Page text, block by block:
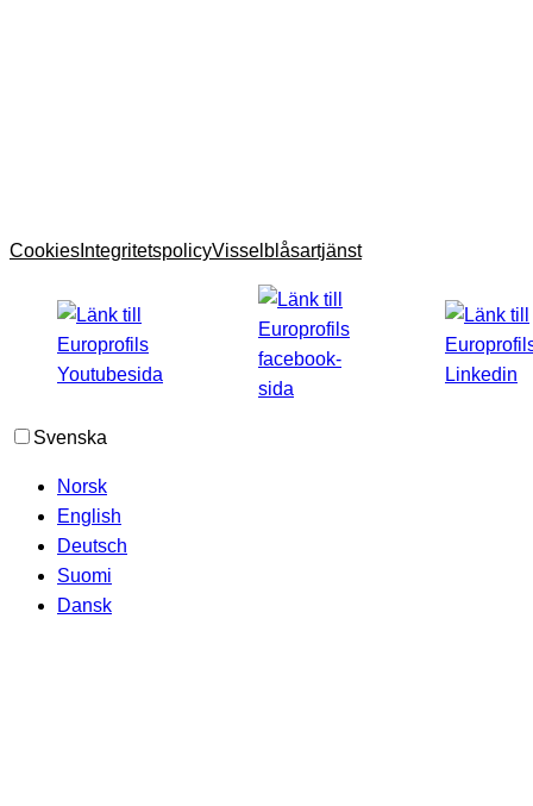
Cookies IntegritetspolicyVisselblåsartjänst
Svenska
Norsk
English
Deutsch
Suomi
Dansk